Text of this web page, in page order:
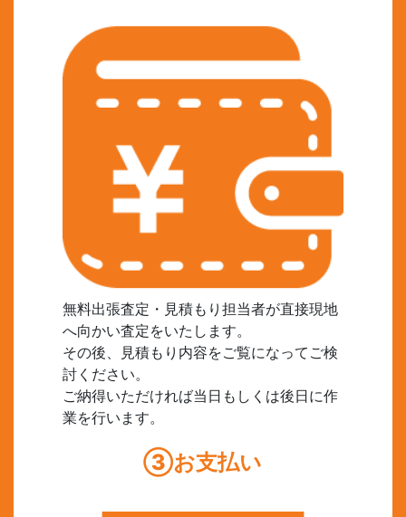
無料出張査定・見積もり担当者が直接現地
へ向かい査定をいたします。
その後、見積もり内容をご覧になってご検
討ください。
ご納得いただければ当日もしくは後日に作
業を行います。
③お支払い